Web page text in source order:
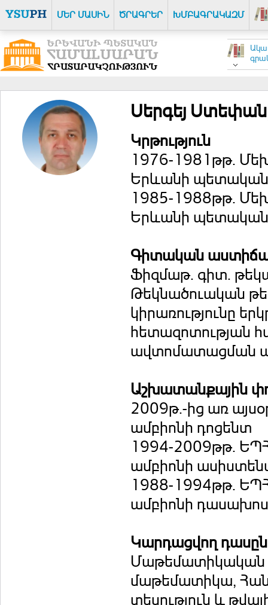
ՄԵՐ ՄԱՍԻՆ ԾՐԱԳՐԵՐ ԽՄԲԱԳՐԱԿԱԶՄ
Սերգեյ
Կրթություն
1976-1981թթ.
Երևանի
1985-1988թթ.
Երևանի
Գիտական
Ֆիզմաթ. գիտ.
Թեկնածուական
կիրառությունը
հետազոտության
ավտոմատացման
Աշխատանքային
2009թ.-ից առ
ամբիոնի դոցենտ
1994-2009թթ.
ամբիոնի
1988-1994թթ.
ամբիոնի դասախոս
Կարդացվող
Մաթեմատիկական
մաթեմատիկա,
տեսություն և